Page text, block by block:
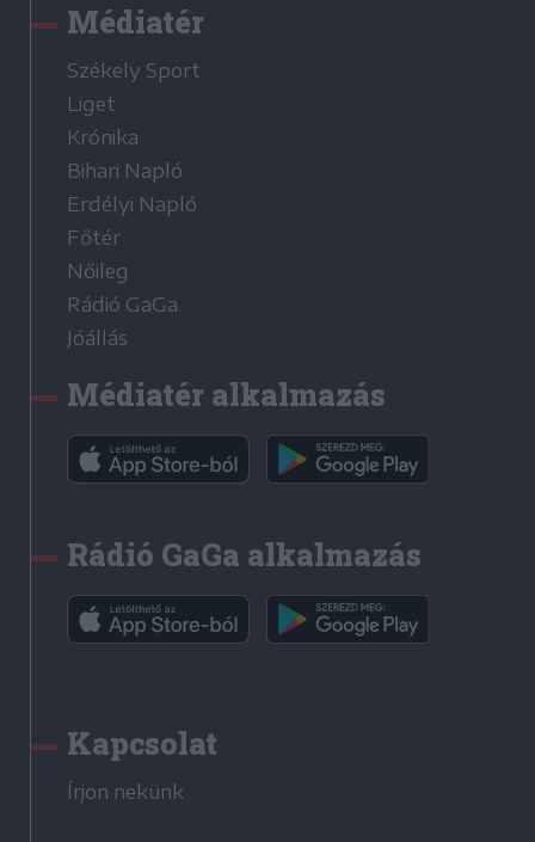
Médiatér
Székely Sport
Liget
Krónika
Bihari Napló
Erdélyi Napló
Főtér
Nőileg
Rádió GaGa
Jóállás
Médiatér alkalmazás
Rádió GaGa alkalmazás
Kapcsolat
Írjon nekünk